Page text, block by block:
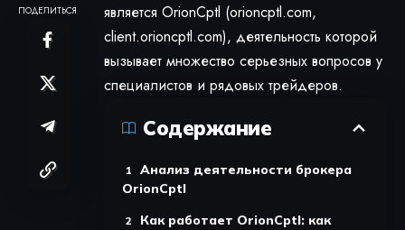
ПОДЕЛИТЬСЯ
является OrionCptl (orioncptl.com,
client.orioncptl.com), деятельность которой
вызывает множество серьезных вопросов у
специалистов и рядовых трейдеров.
Содержание
Анализ деятельности брокера
OrionCptl
Как работает OrionCptl: как